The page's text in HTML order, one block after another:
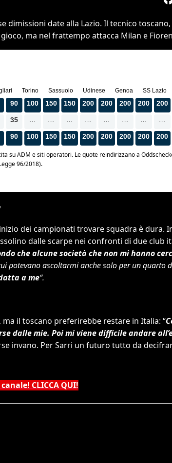
dimissioni date alla Lazio. Il tecnico
ma nel frattempo attacca Milan e
dei campionati trovare squadra è dura.
dalle scarpe nei confronti di due club
che alcune società che non mi hanno
potevano ascoltarmi anche solo per un quarto
a me“.
ma il toscano preferirebbe restare in Italia: “
dalle mie. Poi mi viene difficile andare
invano. Per Sarri un futuro tutto da
CLICCA QUI!